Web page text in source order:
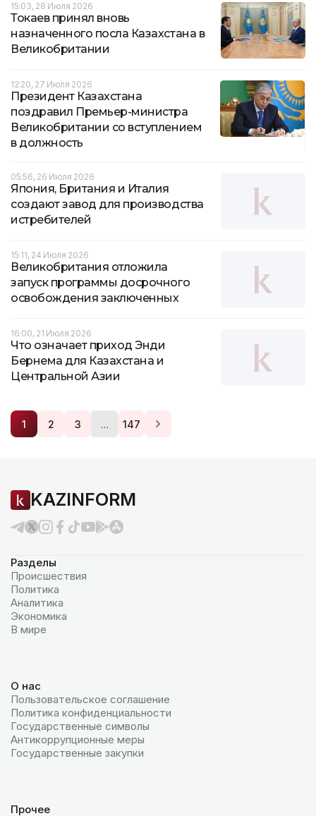
15:03, 28 Июля 2026
Токаев принял вновь
назначенного посла Казахстана в
Великобритании
12:20, 27 Июля 2026
Президент Казахстана
поздравил Премьер-министра
Великобритании со вступлением
в должность
05:56, 26 Июля 2026
Япония, Британия и Италия
создают завод для производства
истребителей
15:11, 24 Июля 2026
Великобритания отложила
запуск программы досрочного
освобождения заключенных
16:00, 21 Июля 2026
Что означает приход Энди
Бернема для Казахстана и
Центральной Азии
1 2 3 … 147
KAZINFORM
Разделы
Происшествия
Политика
Аналитика
Экономика
В мире
О нас
Пользовательское соглашение
Политика конфиденциальности
Государственные символы
Антикоррупционные меры
Государственные закупки
Прочее